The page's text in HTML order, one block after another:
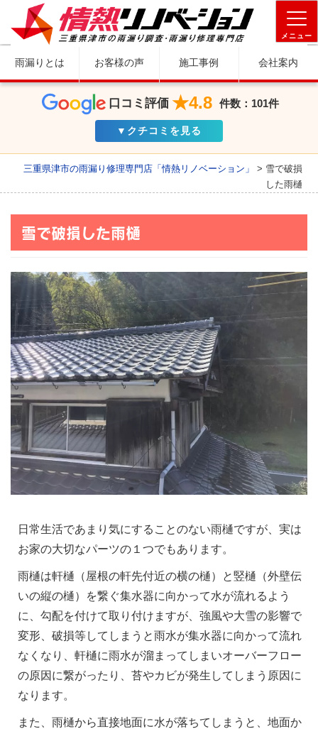
メニュー
雨漏りとは お客様の声 施工事例 会社案内
口コミ評価 ★4.8 件数：101件
▼クチコミを見る
三重県津市の雨漏り修理専門店「情熱リノベーション」 > 雪で破損
した雨樋
雪で破損した雨樋
日常生活であまり気にすることのない雨樋ですが、実は
お家の大切なパーツの１つでもあります。
雨樋は軒樋（屋根の軒先付近の横の樋）と竪樋（外壁伝
いの縦の樋）を繋ぐ集水器に向かって水が流れるよう
に、勾配を付けて取り付けますが、強風や大雪の影響で
変形、破損等してしまうと雨水が集水器に向かって流れ
なくなり、軒樋に雨水が溜まってしまいオーバーフロー
の原因に繋がったり、苔やカビが発生してしまう原因に
なります。
また、雨樋から直接地面に水が落ちてしまうと、地面か